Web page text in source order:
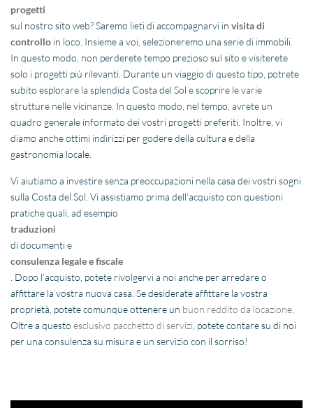
progetti
sul nostro sito web? Saremo lieti di accompagnarvi invisita di
controllo in loco. Insieme a voi, selezioneremo una serie di immobili.
In questo modo, non perderete tempo prezioso sul sito e visiterete
solo i progetti più rilevanti. Durante un viaggio di questo tipo, potrete
subito esplorare la splendida Costa del Sol e scoprire le varie
strutture nelle vicinanze. In questo modo, nel tempo, avrete un
quadro generale informato dei vostri progetti preferiti. Inoltre, vi
diamo anche ottimi indirizzi per godere della cultura e della
gastronomia locale.
Vi aiutiamo a investire senza preoccupazioni nella casa dei vostri sogni
sulla Costa del Sol. Vi assistiamo prima dell’acquisto con questioni
pratiche quali, ad esempio
traduzioni
di documenti e
consulenza legale e fiscale
. Dopo l’acquisto, potete rivolgervi a noi anche per arredare o
affittare la vostra nuova casa. Se desiderate affittare la vostra
proprietà, potete comunque ottenere un buon reddito da locazione
Oltre a questoesclusivo pacchetto di servizi , potete contare su di noi
per una consulenza su misura e un servizio con il sorriso!